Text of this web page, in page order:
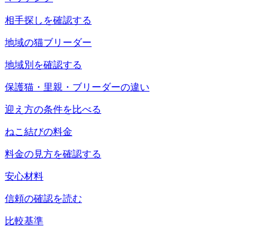
相手探しを確認する
地域の猫ブリーダー
地域別を確認する
保護猫・里親・ブリーダーの違い
迎え方の条件を比べる
ねこ結びの料金
料金の見方を確認する
安心材料
信頼の確認を読む
比較基準